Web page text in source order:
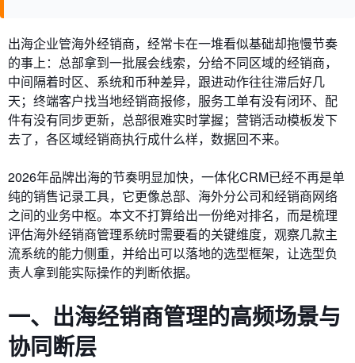
出海企业管海外经销商，经常卡在一堆看似基础却拖慢节奏
的事上：总部拿到一批展会线索，分给不同区域的经销商，
中间隔着时区、系统和币种差异，跟进动作往往滞后好几
天；终端客户找当地经销商报修，服务工单有没有闭环、配
件有没有同步更新，总部很难实时掌握；营销活动模板发下
去了，各区域经销商执行成什么样，数据回不来。
2026年品牌出海的节奏明显加快，一体化CRM已经不再是单
纯的销售记录工具，它更像总部、海外分公司和经销商网络
之间的业务中枢。本文不打算给出一份绝对排名，而是梳理
评估海外经销商管理系统时需要看的关键维度，观察几款主
流系统的能力侧重，并给出可以落地的选型框架，让选型负
责人拿到能实际操作的判断依据。
一、出海经销商管理的高频场景与
协同断层